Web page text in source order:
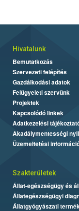
Hivatalunk
Bemutatkozás
Szervezeti felépítés
Gazdálkodási adatok
Felügyeleti szervünk
Projektek
Kapcsolódó linkek
Adatkezelési
Akadálymentességi
Üzemeltetési
Szakterületek
Állat-egészségügy és
Állategészségügyi
Állatgyógyászati